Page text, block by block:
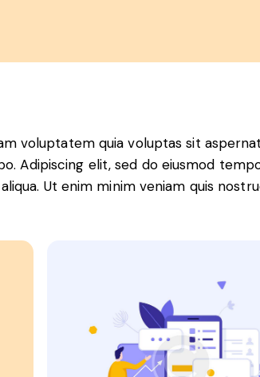
voluptatem quia voluptas sit
Adipiscing elit, sed do eiusmod
Ut enim minim veniam quis